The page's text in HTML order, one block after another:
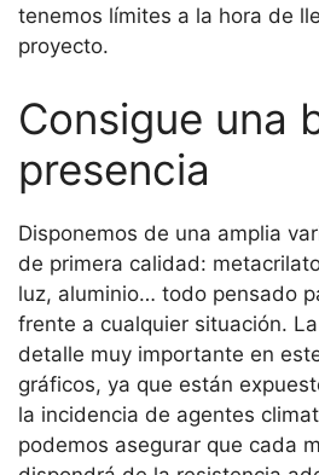
tenemos límites a la hora de
proyecto.
Consigue una
presencia
Disponemos de una amplia
de primera calidad:
luz, aluminio… todo pensado
frente a cualquier situación.
detalle muy importante en
gráficos, ya que están
la incidencia de agentes
podemos asegurar que cada